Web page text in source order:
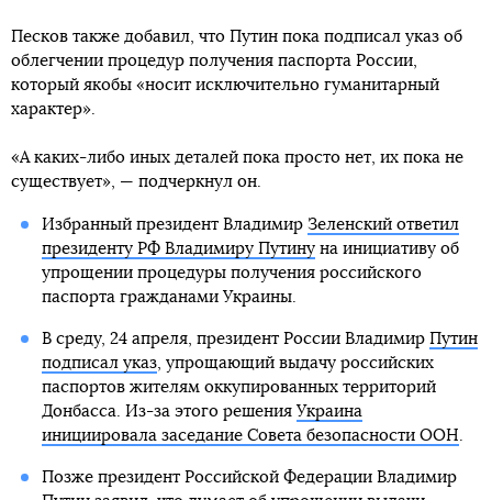
Песков также добавил, что Путин пока подписал указ об
облегчении процедур получения паспорта России,
который якобы «носит исключительно гуманитарный
характер».
«А каких-либо иных деталей пока просто нет, их пока не
существует», — подчеркнул он.
Избранный президент Владимир Зеленский ответил
президенту РФ Владимиру Путинуна инициативу об
упрощении процедуры получения российского
паспорта гражданами Украины.
В среду, 24 апреля, президент России Владимир Путин
подписал указ, упрощающий выдачу российских
паспортов жителям оккупированных территорий
Донбасса. Из-за этого решения Украина
инициировала заседание Совета безопасности ООН.
Позже президент Российской Федерации Владимир